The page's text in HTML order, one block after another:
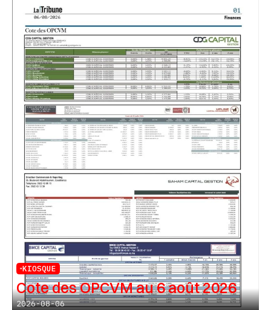
KIOSQUE
Cote des OPCVM au 6 août 2026
2026-08-06